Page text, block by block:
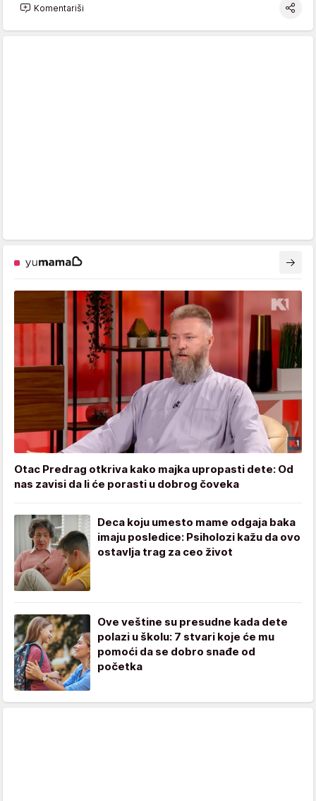
Komentariši
Otac Predrag otkriva kako majka upropasti dete: Od
nas zavisi da li će porasti u dobrog čoveka
Deca koju umesto mame odgaja baka
imaju posledice: Psiholozi kažu da ovo
ostavlja trag za ceo život
Ove veštine su presudne kada dete
polazi u školu: 7 stvari koje će mu
pomoći da se dobro snađe od
početka